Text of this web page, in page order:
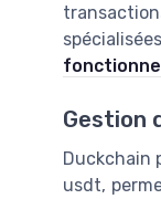
Gestion
Duckchain
usdt,